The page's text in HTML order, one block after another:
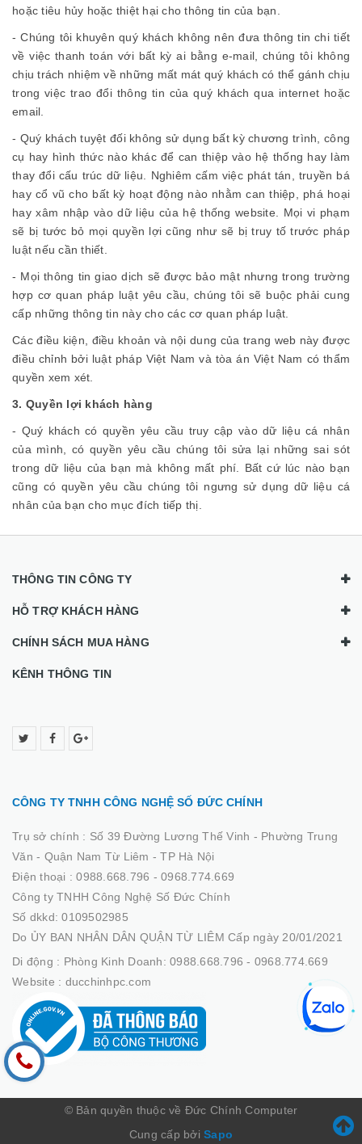
hoặc tiêu hủy hoặc thiệt hại cho thông tin của bạn.
- Chúng tôi khuyên quý khách không nên đưa thông tin chi tiết
về việc thanh toán với bất kỳ ai bằng e-mail, chúng tôi không
chịu trách nhiệm về những mất mát quý khách có thể gánh chịu
trong việc trao đổi thông tin của quý khách qua internet hoặc
email.
- Quý khách tuyệt đối không sử dụng bất kỳ chương trình, công
cụ hay hình thức nào khác để can thiệp vào hệ thống hay làm
thay đổi cấu trúc dữ liệu. Nghiêm cấm việc phát tán, truyền bá
hay cổ vũ cho bất kỳ hoạt động nào nhằm can thiệp, phá hoại
hay xâm nhập vào dữ liệu của hệ thống website. Mọi vi phạm
sẽ bị tước bỏ mọi quyền lợi cũng như sẽ bị truy tố trước pháp
luật nếu cần thiết.
- Mọi thông tin giao dịch sẽ được bảo mật nhưng trong trường
hợp cơ quan pháp luật yêu cầu, chúng tôi sẽ buộc phải cung
cấp những thông tin này cho các cơ quan pháp luật.
Các điều kiện, điều khoản và nội dung của trang web này được
điều chỉnh bởi luật pháp Việt Nam và tòa án Việt Nam có thẩm
quyền xem xét.
3. Quyền lợi khách hàng
- Quý khách có quyền yêu cầu truy cập vào dữ liệu cá nhân
của mình, có quyền yêu cầu chúng tôi sửa lại những sai sót
trong dữ liệu của bạn mà không mất phí. Bất cứ lúc nào bạn
cũng có quyền yêu cầu chúng tôi ngưng sử dụng dữ liệu cá
nhân của bạn cho mục đích tiếp thị.
THÔNG TIN CÔNG TY
HỖ TRỢ KHÁCH HÀNG
CHÍNH SÁCH MUA HÀNG
KÊNH THÔNG TIN
CÔNG TY TNHH CÔNG NGHỆ SỐ ĐỨC CHÍNH
Trụ sở chính : Số 39 Đường Lương Thế Vinh - Phường Trung
Văn - Quận Nam Từ Liêm - TP Hà Nội
Điện thoại :0988.668.796 - 0968.774.669
Công ty TNHH Công Nghệ Số Đức Chính
Số dkkd: 0109502985
Do ỦY BAN NHÂN DÂN QUẬN TỪ LIÊM Cấp ngày 20/01/2021
Di động : Phòng Kinh Doanh: 0988.668.796 - 0968.774.669
Website : ducchinhpc.com
© Bản quyền thuộc về Đức Chính Computer
Cung cấp bởiSapo